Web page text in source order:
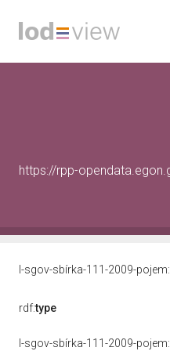
https://rpp-
l-sgov-sbírka-111-2009-pojem:
rdf:type
l-sgov-sbírka-111-2009-pojem: